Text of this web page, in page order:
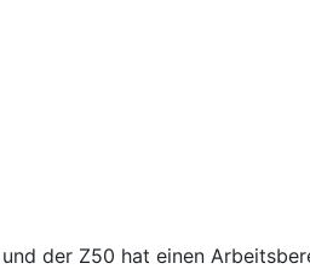
der Z50 hat einen